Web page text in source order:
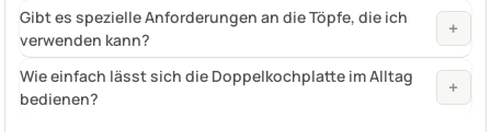
Gibt es spezielle Anforderungen an die Töpfe, die ich
verwenden kann?
+
Wie einfach lässt sich die Doppelkochplatte im Alltag
bedienen?
+